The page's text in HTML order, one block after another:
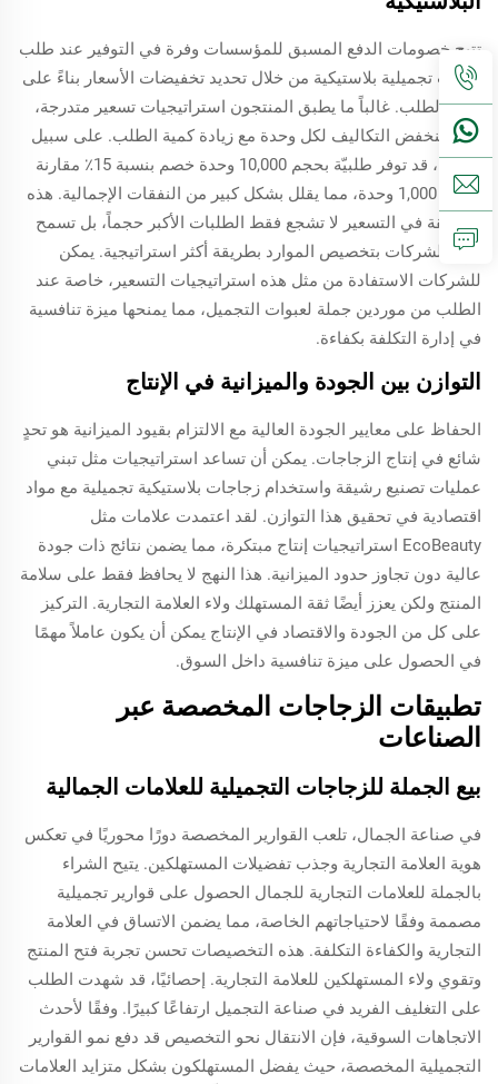
تتيح خصومات الدفع المسبق للمؤسسات وفرة في التوفير عند طلب
عبوات تجميلية بلاستيكية من خلال تحديد تخفيضات الأسعار بناءً على
حجم الطلب. غالباً ما يطبق المنتجون استراتيجيات تسعير متدرجة،
حيث تنخفض التكاليف لكل وحدة مع زيادة كمية الطلب. على سبيل
المثال، قد توفر طلبيّة بحجم 10,000 وحدة خصم بنسبة 15٪ مقارنة
بطلب 1,000 وحدة، مما يقلل بشكل كبير من النفقات الإجمالية. هذه
الطريقة في التسعير لا تشجع فقط الطلبات الأكبر حجماً، بل تسمح
أيضاً للشركات بتخصيص الموارد بطريقة أكثر استراتيجية. يمكن
للشركات الاستفادة من مثل هذه استراتيجيات التسعير، خاصة عند
الطلب من موردين جملة لعبوات التجميل، مما يمنحها ميزة تنافسية
في إدارة التكلفة بكفاءة.
التوازن بين الجودة والميزانية في الإنتاج
الحفاظ على معايير الجودة العالية مع الالتزام بقيود الميزانية هو تحدٍ
شائع في إنتاج الزجاجات. يمكن أن تساعد استراتيجيات مثل تبني
عمليات تصنيع رشيقة واستخدام زجاجات بلاستيكية تجميلية مع مواد
اقتصادية في تحقيق هذا التوازن. لقد اعتمدت علامات مثل
EcoBeauty استراتيجيات إنتاج مبتكرة، مما يضمن نتائج ذات جودة
عالية دون تجاوز حدود الميزانية. هذا النهج لا يحافظ فقط على سلامة
المنتج ولكن يعزز أيضًا ثقة المستهلك ولاء العلامة التجارية. التركيز
على كل من الجودة والاقتصاد في الإنتاج يمكن أن يكون عاملاً مهمًا
في الحصول على ميزة تنافسية داخل السوق.
تطبيقات الزجاجات المخصصة عبر
الصناعات
بيع الجملة للزجاجات التجميلية للعلامات الجمالية
في صناعة الجمال، تلعب القوارير المخصصة دورًا محوريًا في تعكس
هوية العلامة التجارية وجذب تفضيلات المستهلكين. يتيح الشراء
بالجملة للعلامات التجارية للجمال الحصول على قوارير تجميلية
مصممة وفقًا لاحتياجاتهم الخاصة، مما يضمن الاتساق في العلامة
التجارية والكفاءة التكلفة. هذه التخصيصات تحسن تجربة فتح المنتج
وتقوي ولاء المستهلكين للعلامة التجارية. إحصائيًا، قد شهدت الطلب
على التغليف الفريد في صناعة التجميل ارتفاعًا كبيرًا. وفقًا لأحدث
الاتجاهات السوقية، فإن الانتقال نحو التخصيص قد دفع نمو القوارير
التجميلية المخصصة، حيث يفضل المستهلكون بشكل متزايد العلامات